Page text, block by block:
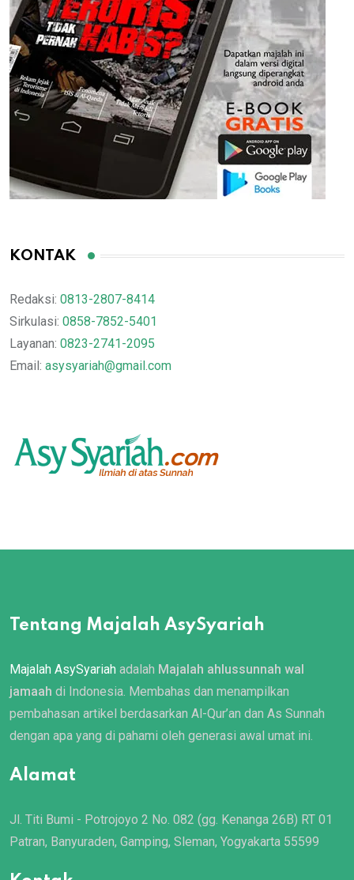
KONTAK
Redaksi: 0813-2807-8414
Sirkulasi: 0858-7852-5401
Layanan: 0823-2741-2095
Email: asysyariah@gmail.com
Tentang Majalah AsySyariah
Majalah AsySyariah adalah Majalah ahlussunnah wal
jamaah di Indonesia. Membahas dan menampilkan
pembahasan artikel berdasarkan Al-Qur’an dan As Sunnah
dengan apa yang di pahami oleh generasi awal umat ini.
Alamat
Jl. Titi Bumi - Potrojoyo 2 No. 082 (gg. Kenanga 26B) RT 01
Patran, Banyuraden, Gamping, Sleman, Yogyakarta 55599